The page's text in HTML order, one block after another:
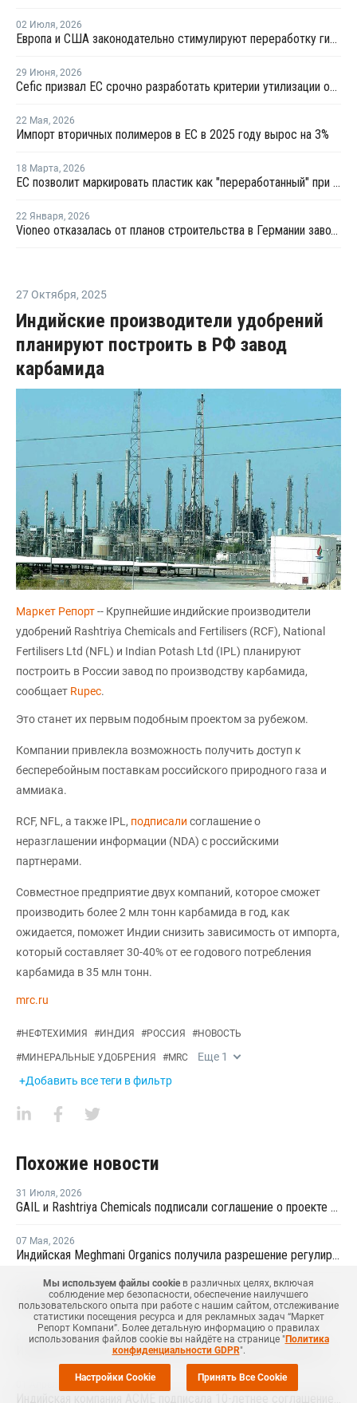
02 Июля, 2026
Европа и США законодательно стимулируют переработку гибкой пластиковой упаковки
29 Июня, 2026
Сefic призвал ЕС срочно разработать критерии утилизации отходов методом химпереработки
22 Мая, 2026
Импорт вторичных полимеров в ЕС в 2025 году вырос на 3%
18 Марта, 2026
ЕС позволит маркировать пластик как "переработанный" при 2,5% содержании вторичного материала
22 Января, 2026
Vioneo отказалась от планов строительства в Германии завода по выпуску "зеленых" полиолефинов
27 Октября, 2025
Индийские производители удобрений
планируют построить в РФ завод
карбамида
Маркет Репорт-- Крупнейшие индийские производители
удобрений Rashtriya Chemicals and Fertilisers (RCF), National
Fertilisers Ltd (NFL) и Indian Potash Ltd (IPL) планируют
построить в России завод по производству карбамида,
сообщает Rupec.
Это станет их первым подобным проектом за рубежом.
Компании привлекла возможность получить доступ к
бесперебойным поставкам российского природного газа и
аммиака.
RCF, NFL, а также IPL, подписали соглашение о
неразглашении информации (NDA) с российскими
партнерами.
Совместное предприятие двух компаний, которое сможет
производить более 2 млн тонн карбамида в год, как
ожидается, поможет Индии снизить зависимость от импорта,
который составляет 30-40% от ее годового потребления
карбамида в 35 млн тонн.
mrc.ru
#НЕФТЕХИМИЯ #ИНДИЯ #РОССИЯ #НОВОСТЬ
#МИНЕРАЛЬНЫЕ УДОБРЕНИЯ #MRC Еще 1
+Добавить все теги в фильтр
Похожие новости
31 Июля, 2026
GAIL и Rashtriya Chemicals подписали соглашение о проекте по производству удобрений на основе природного газа
07 Мая, 2026
Индийская Meghmani Organics получила разрешение регулирующих органов на производство наноудобрений
29 Апреля,2026
Индийская компания Balaji Amines постепенно возобновляет производство аммиака
03 Апреля,2026
Мы используем файлы cookieв различных целях, включая
соблюдение мер безопасности, обеспечение наилучшего
пользовательского опыта при работе с нашим сайтом, отслеживание
статистики посещения ресурса и для рекламных задач “Маркет
Репорт Компани”. Более детальную информацию о правилах
использования файлов cookie вы найдёте на странице "Политика
конфиденциальности GDPR".
Настройки Cookie Принять Все Cookie